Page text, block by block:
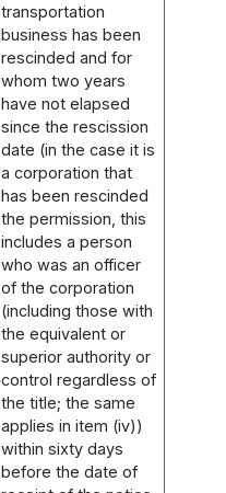
transportation
business has been
rescinded and for
whom two years
have not elapsed
since the rescission
date (in the case it is
a corporation that
has been rescinded
the permission, this
includes a person
who was an officer
of the corporation
(including those with
the equivalent or
superior authority or
control regardless of
the title; the same
applies in item (iv))
within sixty days
before the date of